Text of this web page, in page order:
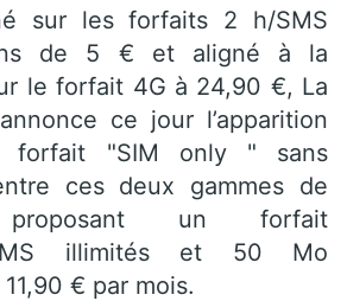
sur les forfaits 2 h/SMS
de 5 € et aligné à la
le forfait 4G à 24,90 €, La
ce jour l’apparition
forfait "SIM only " sans
ces deux gammes de
un forfait
MMS illimités et 50 Mo
€ par mois.